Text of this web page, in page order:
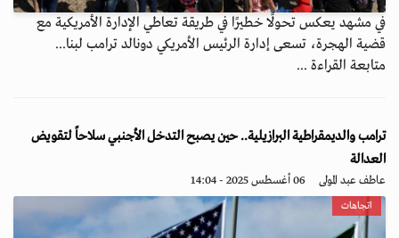
في مشهد يعكس تحولًا خطيرًا في طريقة تعاطي الإدارة الأمريكية مع
قضية الهجرة، تسعى إدارة الرئيس الأمريكي دونالد ترامب لبنا...
متابعة القراءة ...
ترامب والديمقراطية البرازيلية.. حين يصبح التدخل الأجنبي سلاحاً لتقويض
العدالة
عاطف عبد المولى 06 أغسطس 2025 - 14:04
اتجاهات